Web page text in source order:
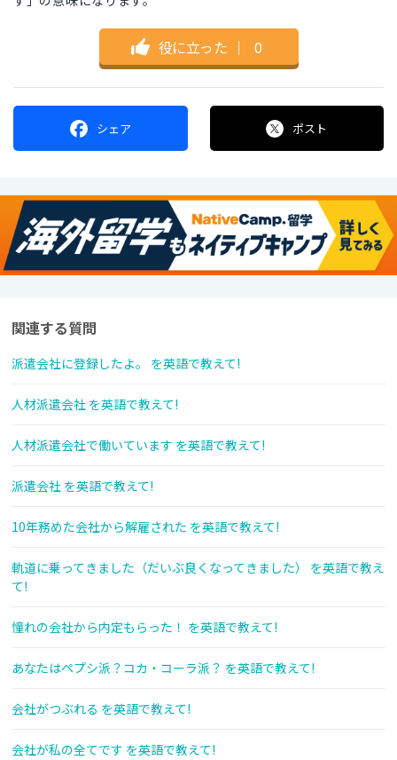
役に立った ｜ 0
シェア ポスト
関連する質問
派遣会社に登録したよ。 を英語で教えて!
人材派遣会社 を英語で教えて!
人材派遣会社で働いています を英語で教えて!
派遣会社 を英語で教えて!
10年務めた会社から解雇された を英語で教えて!
軌道に乗ってきました（だいぶ良くなってきました） を英語で教え
て!
憧れの会社から内定もらった！ を英語で教えて!
あなたはペプシ派？コカ・コーラ派？ を英語で教えて!
会社がつぶれる を英語で教えて!
会社が私の全てです を英語で教えて!